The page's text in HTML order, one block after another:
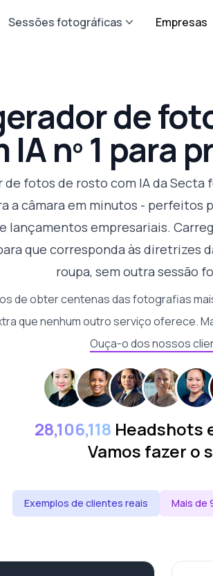
Sessões fotográficas Empresas
de
IA nº 1 para
de fotos de rosto com IA da
a câmara em minutos - perfeitos
lançamentos empresariais.
que corresponda às diretrizes
roupa, sem outra sessão
de obter centenas das fotografias
que nenhum outro serviço oferece.
Ouça-o dos nossos
28,106,118 Headshots
Vamos fazer o
Exemplos de clientes reais Mais de